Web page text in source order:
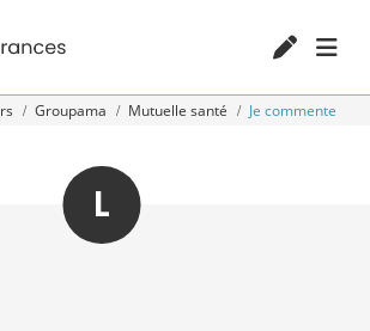
Groupama Mutuelle santé Je commente
L